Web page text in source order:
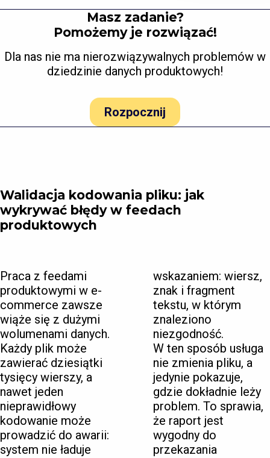
Masz zadanie?
Pomożemy je rozwiązać!
Dla nas nie ma nierozwiązywalnych problemów w
dziedzinie danych produktowych!
Rozpocznij
Walidacja kodowania pliku: jak
wykrywać błędy w feedach
produktowych
Praca z feedami
produktowymi w e-
commerce zawsze
wiąże się z dużymi
wolumenami danych.
Każdy plik może
zawierać dziesiątki
tysięcy wierszy, a
nawet jeden
nieprawidłowy
kodowanie może
prowadzić do awarii:
system nie ładuje
wskazaniem: wiersz,
znak i fragment
tekstu, w którym
znaleziono
niezgodność.
W ten sposób usługa
nie zmienia pliku, a
jedynie pokazuje,
gdzie dokładnie leży
problem. To sprawia,
że raport jest
wygodny do
przekazania